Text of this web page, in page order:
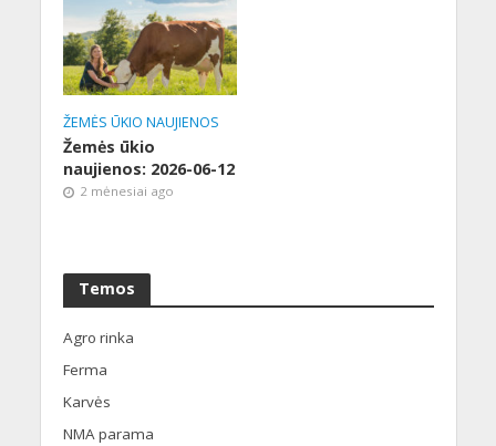
ŽEMĖS ŪKIO NAUJIENOS
Žemės ūkio
naujienos: 2026-06-12
2 mėnesiai ago
Temos
Agro rinka
Ferma
Karvės
NMA parama